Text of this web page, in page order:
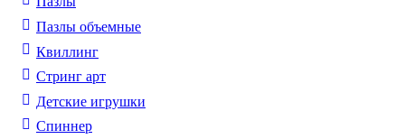
Пазлы объемные
Квиллинг
Стринг арт
Детские игрушки
Спиннер